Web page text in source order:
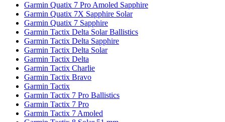
Garmin Quatix 7 Pro Amoled Sapphire
Garmin Quatix 7X Sapphire Solar
Garmin Quatix 7 Sapphire
Garmin Tactix Delta Solar Ballistics
Garmin Tactix Delta Sapphire
Garmin Tactix Delta Solar
Garmin Tactix Delta
Garmin Tactix Charlie
Garmin Tactix Bravo
Garmin Tactix
Garmin Tactix 7 Pro Ballistics
Garmin Tactix 7 Pro
Garmin Tactix 7 Amoled